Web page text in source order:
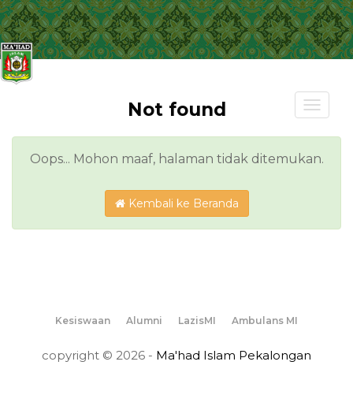
Not found
Oops... Mohon maaf, halaman tidak ditemukan.
Kembali ke Beranda
Kesiswaan Alumni LazisMI Ambulans MI
copyright © 2026 - Ma'had Islam Pekalongan